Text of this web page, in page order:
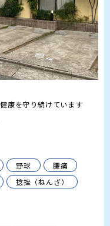
康を守り続けています
野球
腰痛
捻挫（ねんざ）